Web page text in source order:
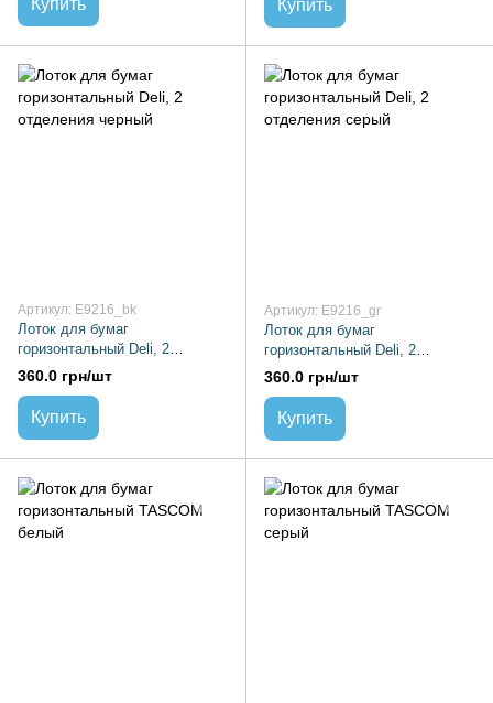
Купить Купить
Артикул: E9216_bk
Лоток для бумаг
горизонтальный Deli, 2
отделения черный
360.0 грн/шт
Купить
Артикул: E9216_gr
Лоток для бумаг
горизонтальный Deli, 2
отделения серый
360.0 грн/шт
Купить